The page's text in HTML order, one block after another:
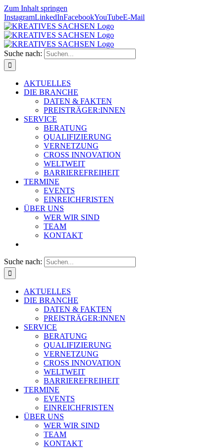
Zum Inhalt springen
InstagramLinkedInFacebookYouTubeE-Mail
Suche nach:
AKTUELLES
DIE BRANCHE
DATEN & FAKTEN
PREISTRÄGER:INNEN
SERVICE
BERATUNG
QUALIFIZIERUNG
VERNETZUNG
CROSS INNOVATION
WELTWEIT
BARRIEREFREIHEIT
TERMINE
EVENTS
EINREICHFRISTEN
ÜBER UNS
WER WIR SIND
TEAM
KONTAKT
Suche nach:
AKTUELLES
DIE BRANCHE
DATEN & FAKTEN
PREISTRÄGER:INNEN
SERVICE
BERATUNG
QUALIFIZIERUNG
VERNETZUNG
CROSS INNOVATION
WELTWEIT
BARRIEREFREIHEIT
TERMINE
EVENTS
EINREICHFRISTEN
ÜBER UNS
WER WIR SIND
TEAM
KONTAKT